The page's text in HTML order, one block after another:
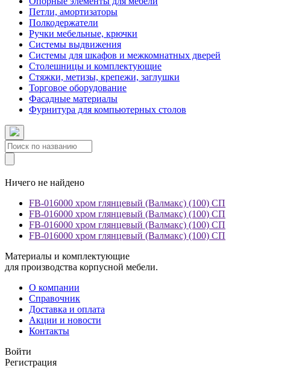
Петли, амортизаторы
Полкодержатели
Ручки мебельные, крючки
Системы выдвижения
Системы для шкафов и межкомнатных дверей
Столешницы и комплектующие
Стяжки, метизы, крепежи, заглушки
Торговое оборудование
Фасадные материалы
Фурнитура для компьютерных столов
Ничего не найдено
FB-016000 хром глянцевый (Валмакс) (100) СП
FB-016000 хром глянцевый (Валмакс) (100) СП
FB-016000 хром глянцевый (Валмакс) (100) СП
FB-016000 хром глянцевый (Валмакс) (100) СП
Материалы и комплектующие
для производства корпусной мебели.
О компании
Справочник
Доставка и оплата
Акции и новости
Контакты
Войти
Регистрация